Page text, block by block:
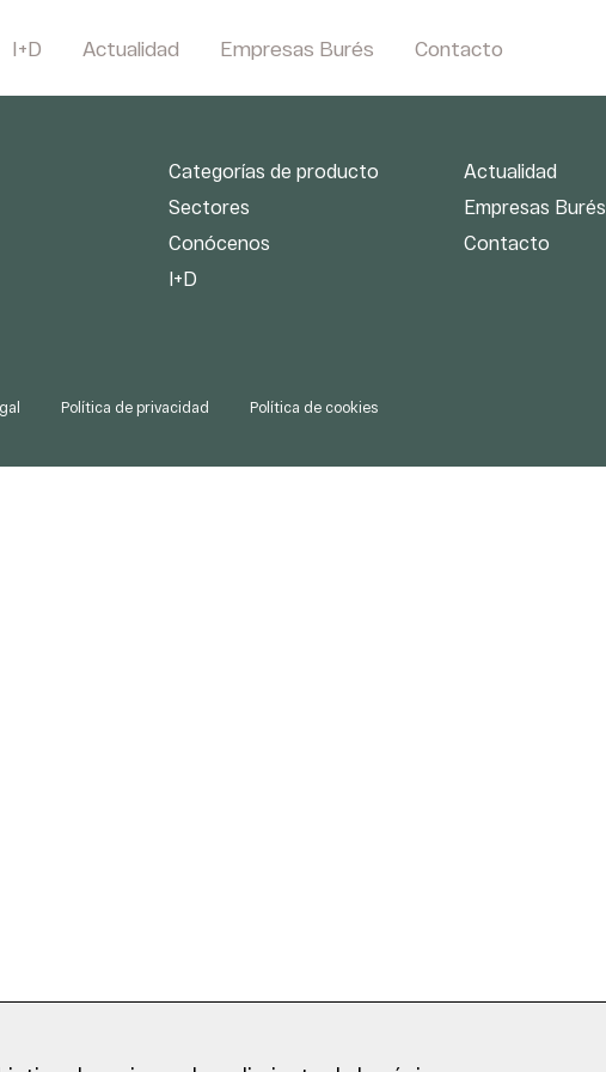
I+D Actualidad Empresas Burés Contacto
Categorías de producto
Sectores
Conócenos
I+D
Actualidad
Empresas Burés
Contacto
Política de privacidad Política de cookies